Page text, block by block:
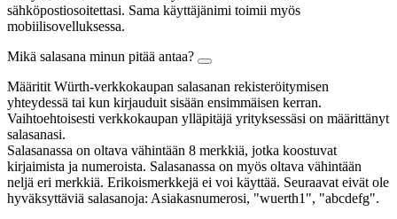
sähköpostiosoitettasi. Sama käyttäjänimi toimii myös
mobiilisovelluksessa.
Mikä salasana minun pitää antaa?
Määritit Würth-verkkokaupan salasanan rekisteröitymisen
yhteydessä tai kun kirjauduit sisään ensimmäisen kerran.
Vaihtoehtoisesti verkkokaupan ylläpitäjä yrityksessäsi on määrittänyt
salasanasi.
Salasanassa on oltava vähintään 8 merkkiä, jotka koostuvat
kirjaimista ja numeroista. Salasanassa on myös oltava vähintään
neljä eri merkkiä. Erikoismerkkejä ei voi käyttää. Seuraavat eivät ole
hyväksyttäviä salasanoja: Asiakasnumerosi, "wuerth1", "abcdefg".